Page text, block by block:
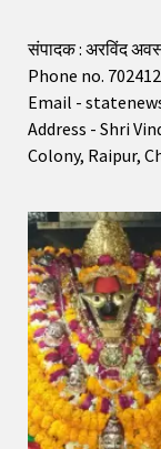
संपादक : अरविंद
Phone no.
Email -
Address - Shri
Colony, Raipur,